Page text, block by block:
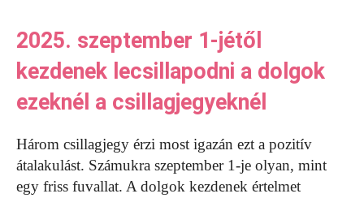
2025. szeptember 1-jétől
kezdenek lecsillapodni a dolgok
ezeknél a csillagjegyeknél
Három csillagjegy érzi most igazán ezt a pozitív
átalakulást. Számukra szeptember 1-je olyan, mint
egy friss fuvallat. A dolgok kezdenek értelmet